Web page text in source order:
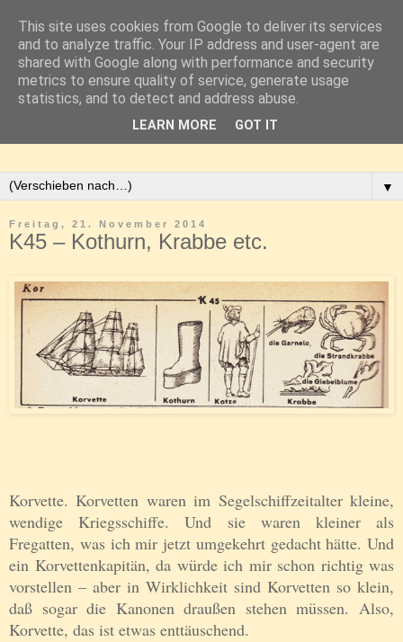
▼
Freitag, 21. November 2014
K45 – Kothurn, Krabbe etc.
Korvette. Korvetten waren im Segelschiffzeitalter kleine,
wendige Kriegsschiffe. Und sie waren kleiner als
Fregatten, was ich mir jetzt umgekehrt gedacht hätte. Und
ein Korvettenkapitän, da würde ich mir schon richtig was
vorstellen – aber in Wirklichkeit sind Korvetten so klein,
daß sogar die Kanonen draußen stehen müssen. Also,
Korvette, das ist etwas enttäuschend.
This site uses cookies from Google to deliver its services
and to analyze traffic. Your IP address and user-agent are
shared with Google along with performance and security
metrics to ensure quality of service, generate usage
statistics, and to detect and address abuse.
LEARN MORE GOT IT